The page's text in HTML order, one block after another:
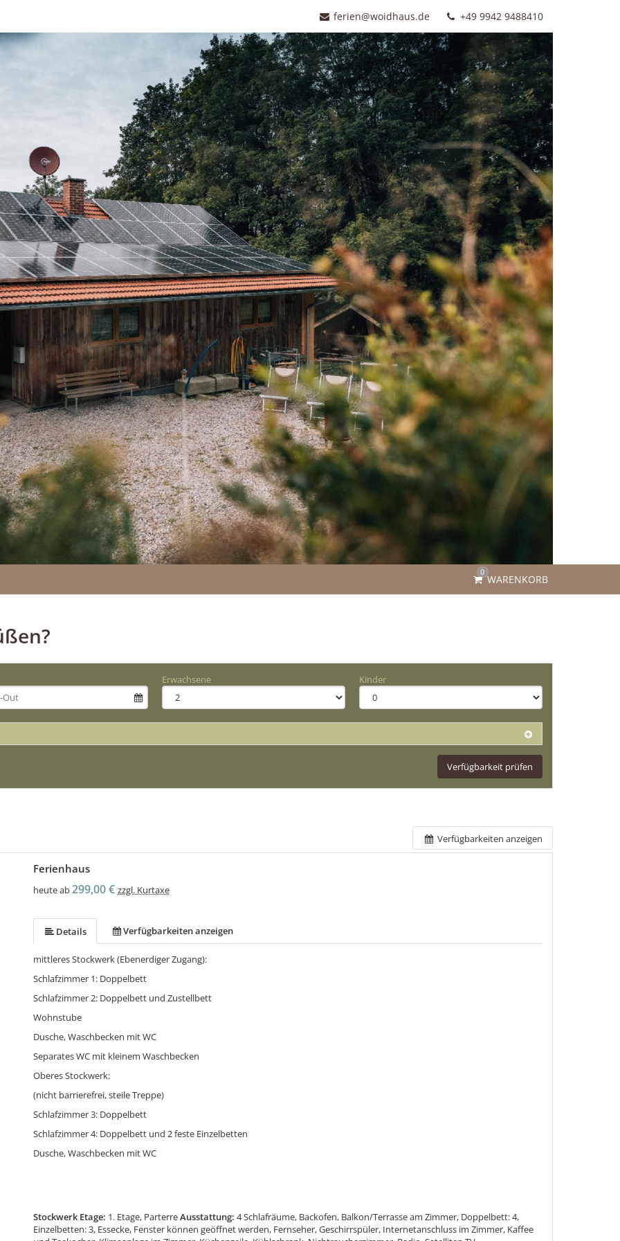
ferien@woidhaus.de +49 9942 9488410
0
WARENKORB
Erwachsene Kinder
Verfügbarkeit prüfen
Verfügbarkeiten anzeigen
Ferienhaus
heute ab299,00 € zzgl. Kurtaxe
Details Verfügbarkeiten anzeigen
mittleres Stockwerk (Ebenerdiger Zugang):
Schlafzimmer 1: Doppelbett
Schlafzimmer 2: Doppelbett und Zustellbett
Wohnstube
Dusche, Waschbecken mit WC
Separates WC mit kleinem Waschbecken
Oberes Stockwerk:
(nicht barrierefrei, steile Treppe)
Schlafzimmer 3: Doppelbett
Schlafzimmer 4: Doppelbett und 2 feste Einzelbetten
Dusche, Waschbecken mit WC
Stockwerk Etage: 1. Etage, ParterreAusstattung: 4 Schlafräume, Backofen, Balkon/Terrasse am Zimmer, Doppelbett: 4,
Einzelbetten: 3, Essecke, Fenster können geöffnet werden, Fernseher, Geschirrspüler, Internetanschluss im Zimmer, Kaffee